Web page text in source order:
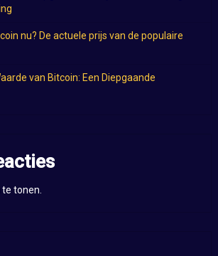
nu? De actuele prijs van de populaire
van Bitcoin: Een Diepgaande
tonen.